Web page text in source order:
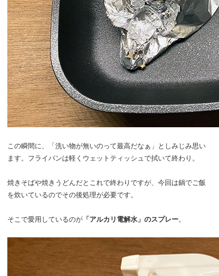
この瞬間に、「洗い物が無いのって最高だなぁ」としみじみ思い
ます。フライパンは軽くウェットティッシュで拭いて終わり。
焼きそばや焼きうどんだとこれで終わりですが、今回は鍋でご飯
を炊いているのでその後処理が必要です。
そこで愛用しているのが 「アルカリ電解水」のスプレー。